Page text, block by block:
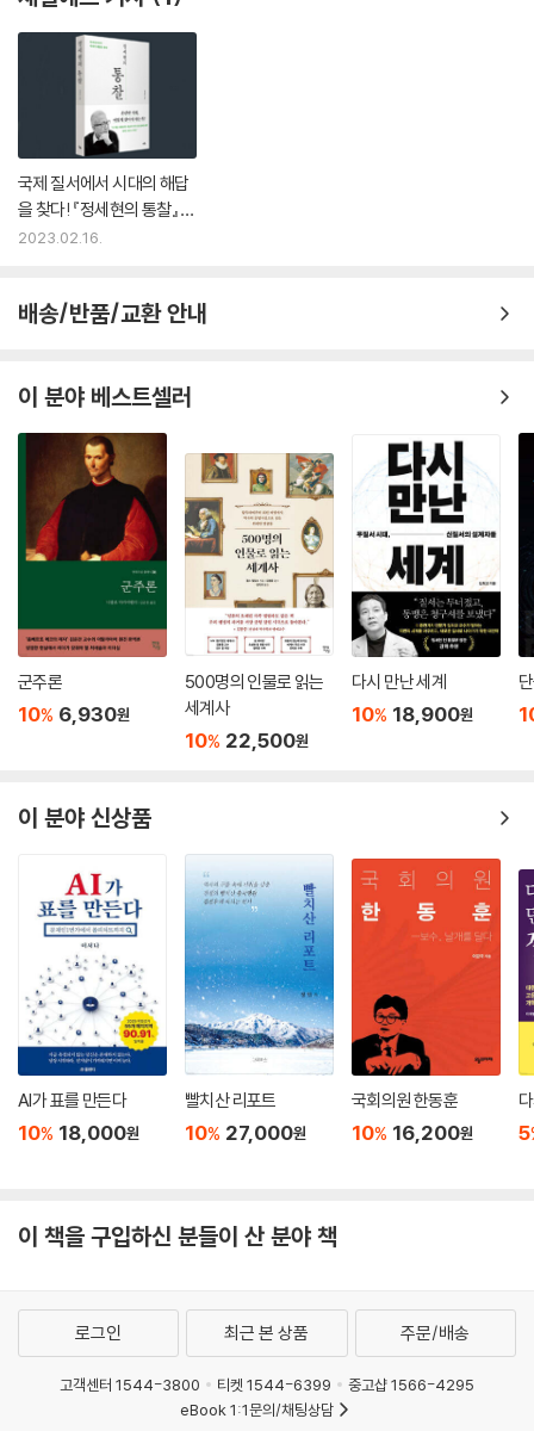
국제 질서에서 시대의 해답
을 찾다! 『정세현의 통찰』 종
합 1위
2023.02.16.
배송/반품/교환 안내
이 분야 베스트셀러
군주론
10% 6,930원
500명의 인물로 읽는
세계사
10% 22,500원
다시 만난 세계
10% 18,900원
이 분야 신상품
AI가 표를 만든다
10% 18,000원
빨치산 리포트
10% 27,000원
국회의원 한동훈
10% 16,200원 5
이 책을 구입하신 분들이 산 분야 책
로그인 최근 본 상품 주문/배송
고객센터 1544-3800 티켓 1544-6399
중고샵 1566-4295
eBook 1:1문의/채팅상담